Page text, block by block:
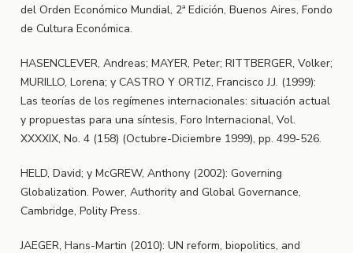
del Orden Económico Mundial, 2ª Edición, Buenos Aires, Fondo
de Cultura Económica.
HASENCLEVER, Andreas; MAYER, Peter; RITTBERGER, Volker;
MURILLO, Lorena; y CASTRO Y ORTIZ, Francisco J.J. (1999):
Las teorías de los regímenes internacionales: situación actual
y propuestas para una síntesis, Foro Internacional, Vol.
XXXXIX, No. 4 (158) (Octubre-Diciembre 1999), pp. 499-526.
HELD, David; y McGREW, Anthony (2002): Governing
Globalization. Power, Authority and Global Governance,
Cambridge, Polity Press.
JAEGER, Hans-Martin (2010): UN reform, biopolitics, and